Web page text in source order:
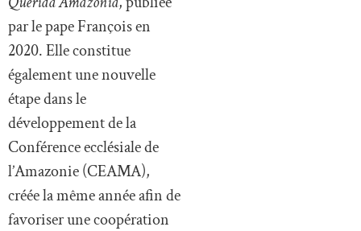
par le pape François en
2020. Elle constitue
également une nouvelle
étape dans le
développement de la
Conférence ecclésiale de
l’Amazonie (CEAMA),
créée la même année afin de
favoriser une coopération